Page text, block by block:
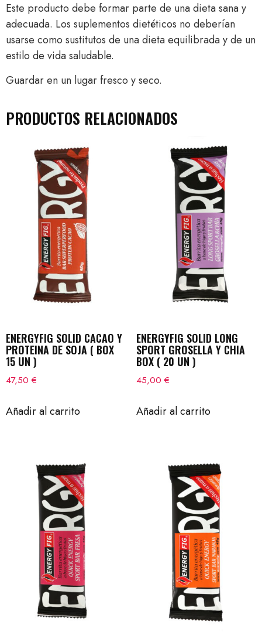
Este producto debe formar parte de una dieta sana y
adecuada. Los suplementos dietéticos no deberían
usarse como sustitutos de una dieta equilibrada y de un
estilo de vida saludable.
Guardar en un lugar fresco y seco.
PRODUCTOS RELACIONADOS
ENERGYFIG SOLID CACAO Y
PROTEINA DE SOJA ( BOX
15 UN )
47,50 €
Añadir al carrito
ENERGYFIG SOLID LONG
SPORT GROSELLA Y CHIA
BOX ( 20 UN )
45,00 €
Añadir al carrito